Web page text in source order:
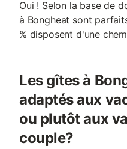
Oui ! Selon la base de
à Bongheat sont
% disposent d'une
Les gîtes à
adaptés aux
ou plutôt aux
couple?